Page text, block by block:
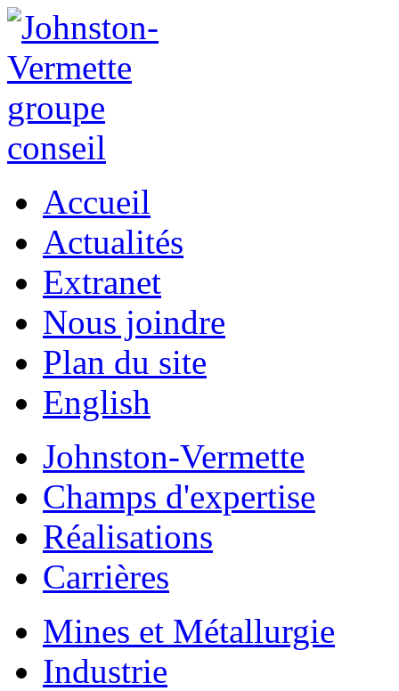
Accueil
Actualités
Extranet
Nous joindre
Plan du site
English
Johnston-Vermette
Champs d'expertise
Réalisations
Carrières
Mines et Métallurgie
Industrie